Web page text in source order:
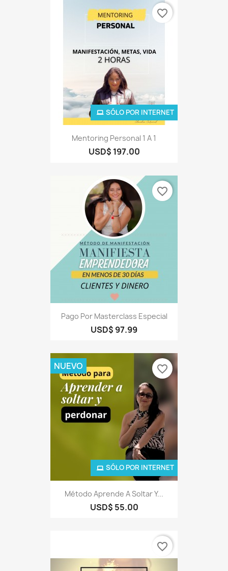
Mentoring Personal 1 A 1
USD$ 197.00
SÓLO POR INTERNET
favorite_border
Pago Por Masterclass Especial
USD$ 97.99
favorite_border
Método Aprende A Soltar Y...
USD$ 55.00
SÓLO POR INTERNET
NUEVO favorite_border
favorite_border